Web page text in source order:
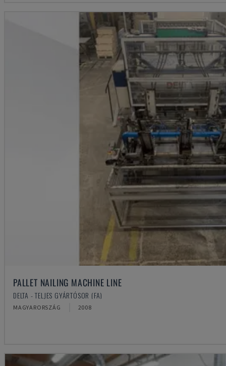
PALLET NAILING MACHINE LINE
DELTA - TELJES GYÁRTÓSOR (FA)
MAGYARORSZÁG 2008